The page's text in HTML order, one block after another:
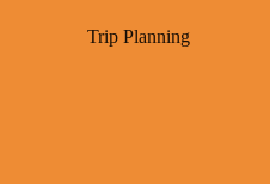
Trip Planning